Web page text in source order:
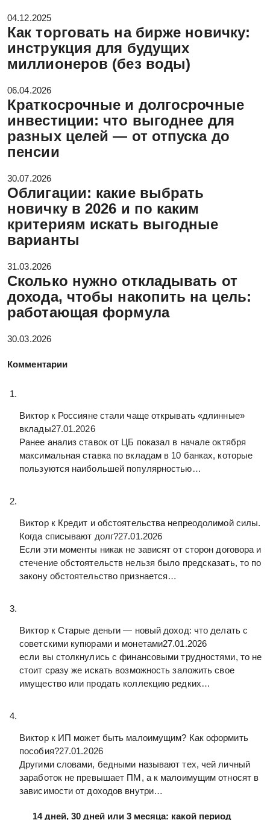
04.12.2025
Как торговать на бирже новичку:
инструкция для будущих
миллионеров (без воды)
06.04.2026
Краткосрочные и долгосрочные
инвестиции: что выгоднее для
разных целей — от отпуска до
пенсии
30.07.2026
Облигации: какие выбрать
новичку в 2026 и по каким
критериям искать выгодные
варианты
31.03.2026
Сколько нужно откладывать от
дохода, чтобы накопить на цель:
работающая формула
30.03.2026
Комментарии
Виктор к Россияне стали чаще открывать «длинные»
вклады27.01.2026
Ранее анализ ставок от ЦБ показал в начале октября
максимальная ставка по вкладам в 10 банках, которые
пользуются наибольшей популярностью…
Виктор к Кредит и обстоятельства непреодолимой силы.
Когда списывают долг?27.01.2026
Если эти моменты никак не зависят от сторон договора и
стечение обстоятельств нельзя было предсказать, то по
закону обстоятельство признается…
Виктор к Старые деньги — новый доход: что делать с
советскими купюрами и монетами27.01.2026
если вы столкнулись с финансовыми трудностями, то не
стоит сразу же искать возможность заложить свое
имущество или продать коллекцию редких…
Виктор к ИП может быть малоимущим? Как оформить
пособия?27.01.2026
Другими словами, бедными называют тех, чей личный
заработок не превышает ПМ, а к малоимущим относят в
зависимости от доходов внутри…
14 дней, 30 дней или 3 месяца: какой период